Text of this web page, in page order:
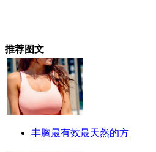
推荐图文
丰胸最有效最天然的方